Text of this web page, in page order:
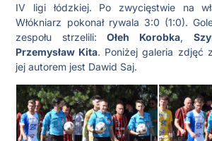
IV ligi łódzkiej. Po zwycięstwie na
Włókniarz pokonał rywala 3:0 (1:0).
zespołu strzelili:Ołeh Korobka,
Przemysław Kita. Poniżej galeria zdjęć
jej autorem jest Dawid Saj.